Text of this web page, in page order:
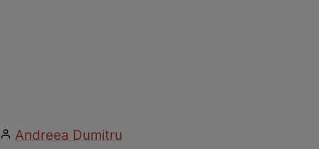
Andreea Dumitru